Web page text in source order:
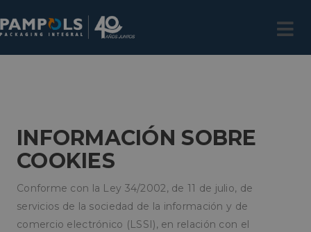
INFORMACIÓN SOBRE
COOKIES
Conforme con la Ley 34/2002, de 11 de julio, de
servicios de la sociedad de la información y de
comercio electrónico (LSSI), en relación con el